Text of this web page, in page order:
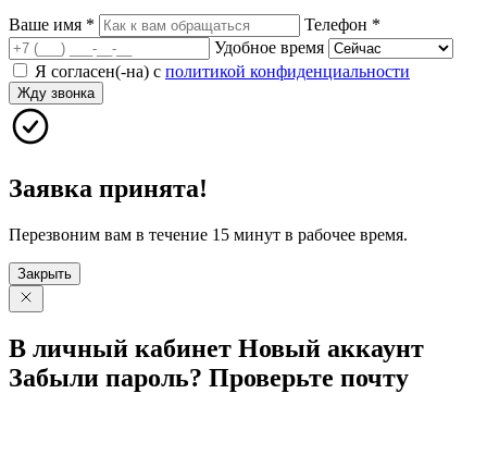
Ваше имя * Телефон *
Удобное время
Я согласен(-на) с политикой конфиденциальности
Жду звонка
Заявка принята!
Перезвоним вам в течение 15 минут в рабочее время.
Закрыть
В личный кабинет Новый аккаунт
Забыли пароль? Проверьте почту